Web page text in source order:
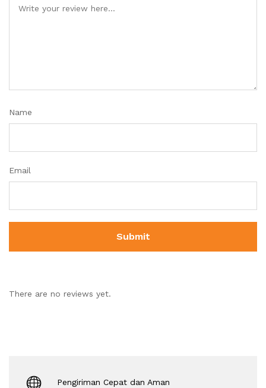
Name
Email
There are no reviews yet.
Pengiriman Cepat dan Aman